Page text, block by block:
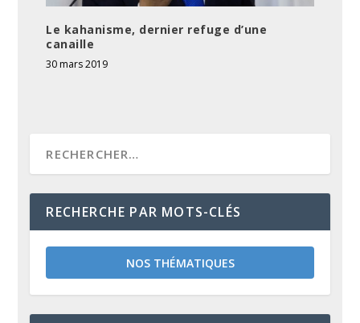
Le kahanisme, dernier refuge d’une
canaille
30 mars 2019
RECHERCHE PAR MOTS-CLÉS
NOS THÉMATIQUES